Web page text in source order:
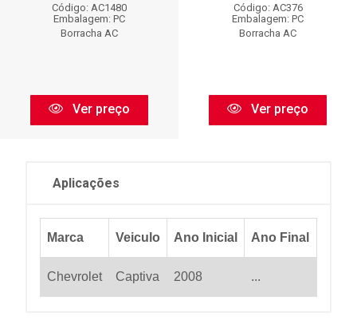
Código: AC1480
Embalagem: PC
Borracha AC
Ver preço
Código: AC376
Embalagem: PC
Borracha AC
Ver preço
Aplicações
Marca Veiculo Ano Inicial Ano Final
Chevrolet Captiva 2008 ...